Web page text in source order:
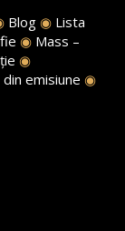
Blog ◉ Lista
◉ Mass –
◉
din emisiune ◉